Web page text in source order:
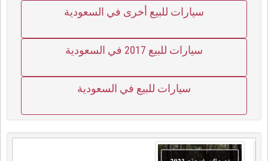
سيارات للبيع أخرى في السعودية
سيارات للبيع 2017 في السعودية
سيارات للبيع في السعودية